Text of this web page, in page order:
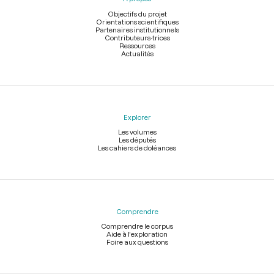
Objectifs du projet
Orientations scientifiques
Partenaires institutionnels
Contributeurs-trices
Ressources
Actualités
Explorer
Les volumes
Les députés
Les cahiers de doléances
Comprendre
Comprendre le corpus
Aide à l'exploration
Foire aux questions